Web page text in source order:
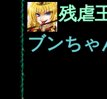
残虐
ブンちゃ